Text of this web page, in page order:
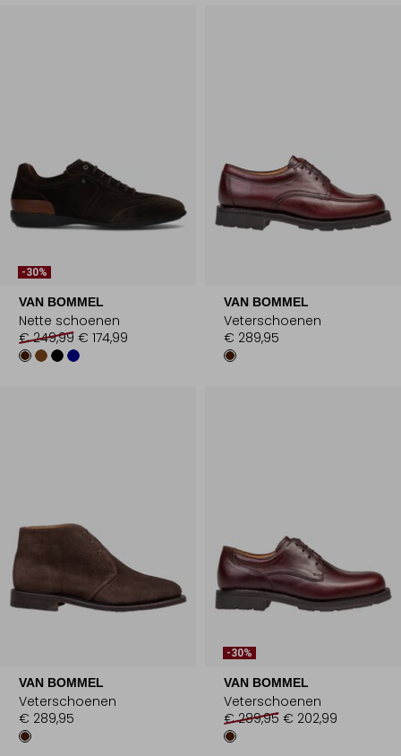
-30%
VAN BOMMEL
Nette schoenen
€ 249,99 € 174,99
VAN BOMMEL
Veterschoenen
€ 289,95
VAN BOMMEL
Veterschoenen
€ 289,95
-30%
VAN BOMMEL
Veterschoenen
€ 289,95 € 202,99